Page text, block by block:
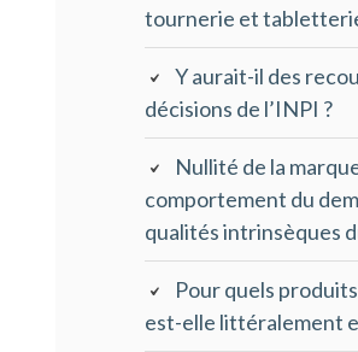
tournerie et
Y aurait-il des
décisions de l’INPI ?
Nullité de la
comportement du
qualités intrinsèques
Pour quels
est-elle littéralement